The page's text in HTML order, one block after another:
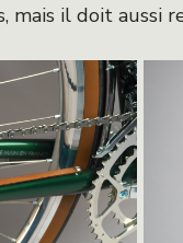
mais il doit aussi